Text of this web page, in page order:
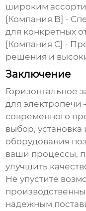
широким
[Компания B] -
для конкретных
[Компания C] -
решения и
Заключение
Горизонтальное
для электропечи
современного
выбор, установка
оборудования
ваши процессы,
улучшить
Не упустите
надежным